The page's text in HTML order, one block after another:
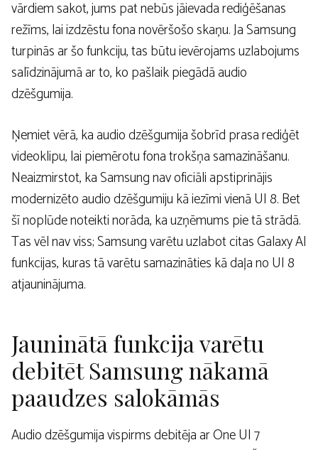
vārdiem sakot, jums pat nebūs jāievada rediģēšanas
režīms, lai izdzēstu fona novēršošo skaņu. Ja Samsung
turpinās ar šo funkciju, tas būtu ievērojams uzlabojums
salīdzinājumā ar to, ko pašlaik piegādā audio
dzēšgumija.
Ņemiet vērā, ka audio dzēšgumija šobrīd prasa rediģēt
videoklipu, lai piemērotu fona trokšņa samazināšanu.
Neaizmirstot, ka Samsung nav oficiāli apstiprinājis
modernizēto audio dzēšgumiju kā iezīmi vienā UI 8. Bet
šī noplūde noteikti norāda, ka uzņēmums pie tā strādā.
Tas vēl nav viss; Samsung varētu uzlabot citas Galaxy AI
funkcijas, kuras tā varētu samazināties kā daļa no UI 8
atjauninājuma.
Jauninātā funkcija varētu
debitēt Samsung nākamā
paaudzes salokāmās
Audio dzēšgumija vispirms debitēja ar One UI 7